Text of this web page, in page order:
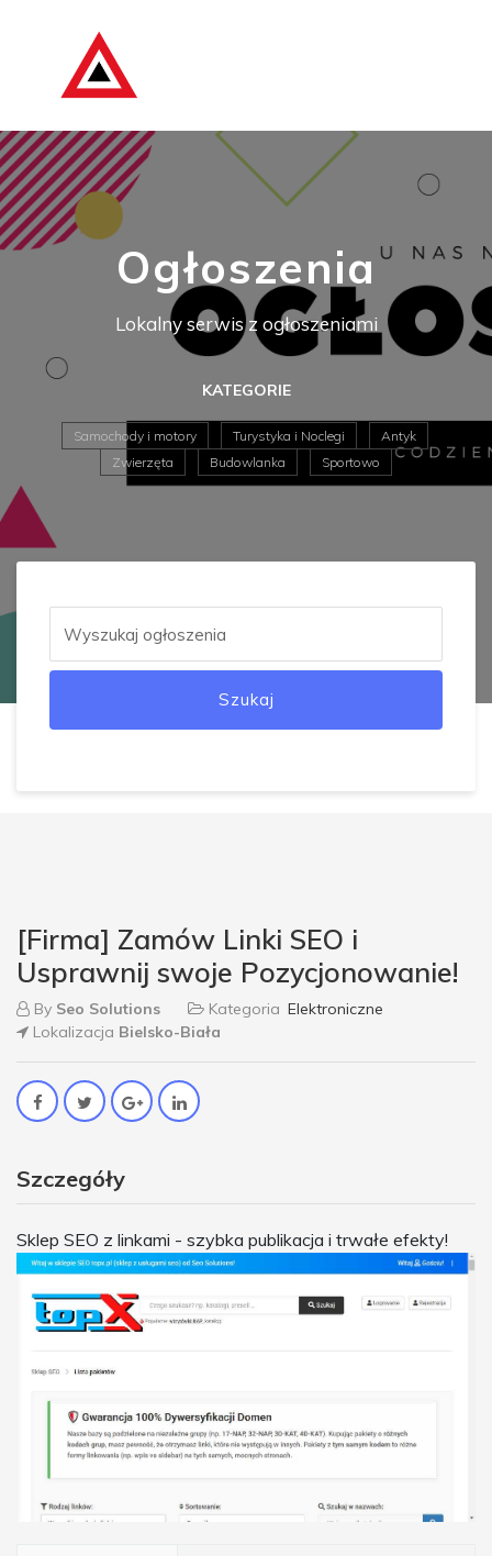
Ogłoszenia
Lokalny serwis z ogłoszeniami
KATEGORIE
Samochody i motory Turystyka i Noclegi
Antyk
Zwierzęta
Budowlanka Sportowo
Szukaj
[Firma] Zamów Linki SEO i
Usprawnij swoje Pozycjonowanie!
By Seo Solutions Kategoria Elektroniczne
Lokalizacja Bielsko-Biała
Szczegóły
Sklep SEO z linkami - szybka publikacja i trwałe efekty!